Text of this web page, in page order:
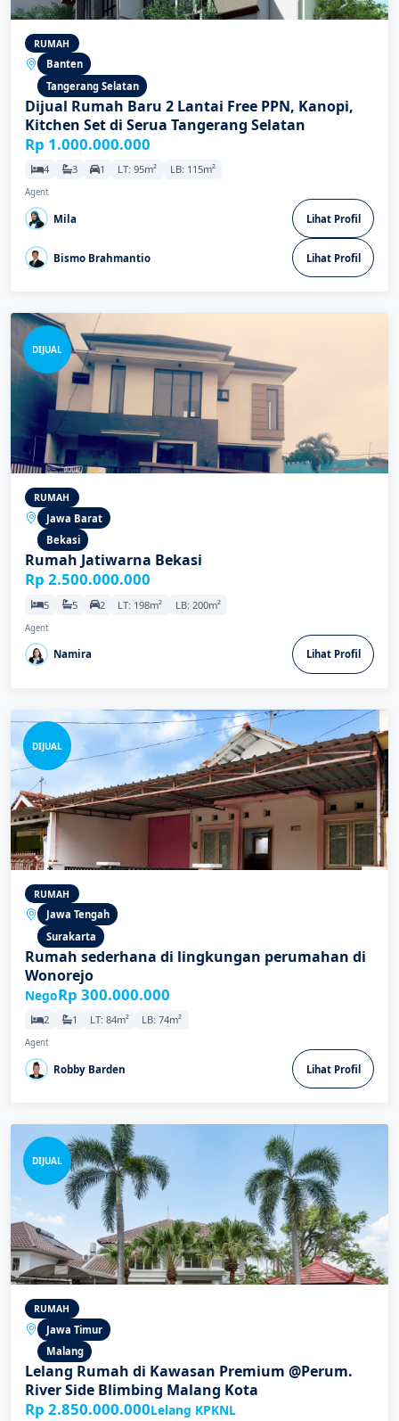
RUMAH
Banten
Tangerang Selatan
Dijual Rumah Baru 2 Lantai Free PPN, Kanopi,
Kitchen Set di Serua Tangerang Selatan
Rp 1.000.000.000
4 3 1 LT: 95m² LB: 115m²
Agent
Mila Lihat Profil
Bismo Brahmantio Lihat Profil
DIJUAL
RUMAH
Jawa Barat
Bekasi
Rumah Jatiwarna Bekasi
Rp 2.500.000.000
5 5 2 LT: 198m² LB: 200m²
Agent
Namira Lihat Profil
DIJUAL
RUMAH
Jawa Tengah
Surakarta
Rumah sederhana di lingkungan perumahan di
Wonorejo
NegoRp 300.000.000
2 1 LT: 84m² LB: 74m²
Agent
Robby Barden Lihat Profil
DIJUAL
RUMAH
Jawa Timur
Malang
Lelang Rumah di Kawasan Premium @Perum.
River Side Blimbing Malang Kota
Rp 2.850.000.000Lelang KPKNL